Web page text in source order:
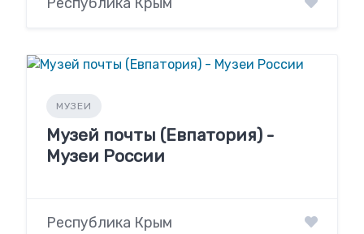
МУЗЕИ
Музей почты (Евпатория) -
Музеи России
Республика Крым